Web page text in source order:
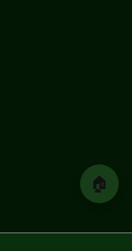
🏠